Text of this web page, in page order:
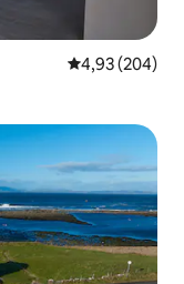
Gemiddelde
4,93 (204)